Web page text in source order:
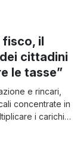
il
cittadini
le tasse”
e rincari,
concentrate in
i carichi
portafogli e ora